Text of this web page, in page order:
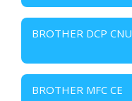
BROTHER DCP CNU
BROTHER MFC CE